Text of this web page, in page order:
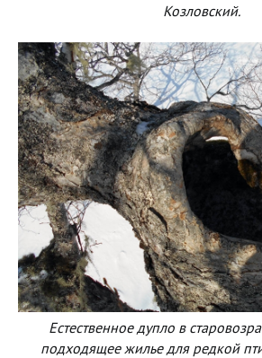
Козловский.
Естественное дупло в
подходящее жилье для редкой